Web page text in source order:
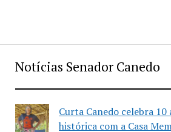
Notícias Senador Canedo
Curta Canedo celebra
histórica com a Casa